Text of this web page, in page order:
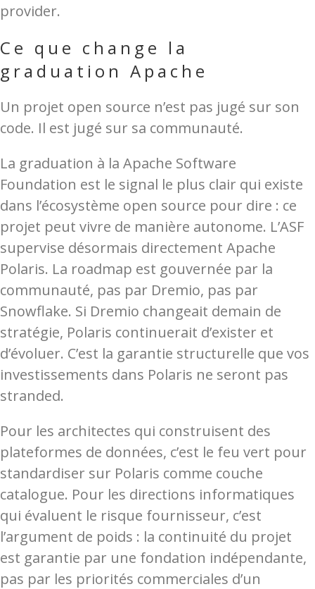
provider.
Ce que change la
graduation Apache
Un projet open source n’est pas jugé sur son
code. Il est jugé sur sa communauté.
La graduation à la Apache Software
Foundation est le signal le plus clair qui existe
dans l’écosystème open source pour dire : ce
projet peut vivre de manière autonome. L’ASF
supervise désormais directement Apache
Polaris. La roadmap est gouvernée par la
communauté, pas par Dremio, pas par
Snowflake. Si Dremio changeait demain de
stratégie, Polaris continuerait d’exister et
d’évoluer. C’est la garantie structurelle que vos
investissements dans Polaris ne seront pas
stranded.
Pour les architectes qui construisent des
plateformes de données, c’est le feu vert pour
standardiser sur Polaris comme couche
catalogue. Pour les directions informatiques
qui évaluent le risque fournisseur, c’est
l’argument de poids : la continuité du projet
est garantie par une fondation indépendante,
pas par les priorités commerciales d’un